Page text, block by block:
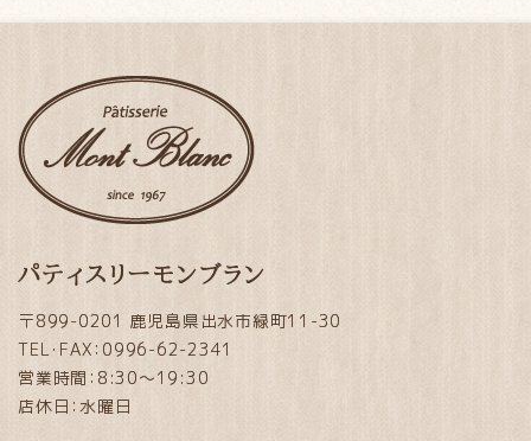
パティスリーモンブラン
〒899-0201 鹿児島県出水市緑町11-30
TEL・FAX：0996-62-2341
営業時間：8:30～19:30
店休日：水曜日